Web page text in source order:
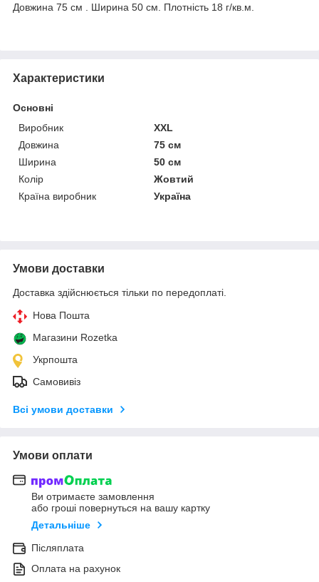
Довжина 75 см . Ширина 50 см. Плотність 18 г/кв.м.
Характеристики
Основні
Виробник
XXL
Довжина
75 см
Ширина
50 см
Колір
Жовтий
Країна виробник
Україна
Умови доставки
Доставка здійснюється тільки по передоплаті.
Нова Пошта
Магазини Rozetka
Укрпошта
Самовивіз
Всі умови доставки
Умови оплати
Ви отримаєте замовлення
або гроші повернуться на вашу картку
Детальніше
Післяплата
Оплата на рахунок